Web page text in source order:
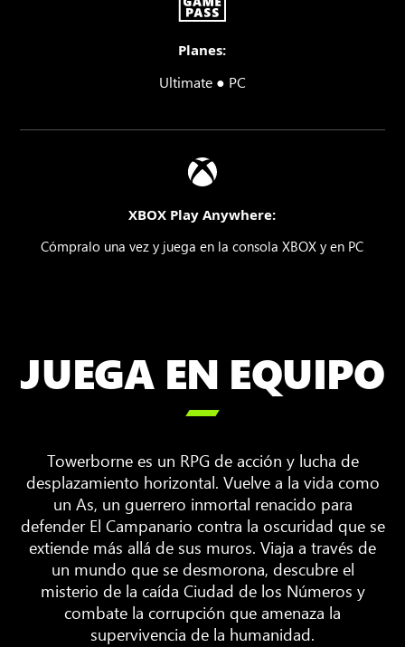
Planes:
Ultimate ● PC
XBOX Play Anywhere:
Cómpralo una vez y juega en la consola XBOX y en PC
JUEGA EN EQUIPO

Towerborne es un RPG de acción y lucha de
desplazamiento horizontal. Vuelve a la vida como
un As, un guerrero inmortal renacido para
defender El Campanario contra la oscuridad que se
extiende más allá de sus muros. Viaja a través de
un mundo que se desmorona, descubre el
misterio de la caída Ciudad de los Números y
combate la corrupción que amenaza la
supervivencia de la humanidad.